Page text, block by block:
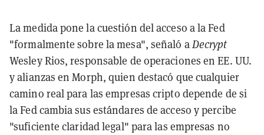
La medida pone la cuestión del acceso a la Fed
"formalmente sobre la mesa", señaló aDecrypt
Wesley Rios, responsable de operaciones en EE. UU.
y alianzas en Morph, quien destacó que cualquier
camino real para las empresas cripto depende de si
la Fed cambia sus estándares de acceso y percibe
"suficiente claridad legal" para las empresas no